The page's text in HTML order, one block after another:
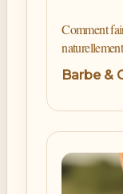
Comment
Barbe &